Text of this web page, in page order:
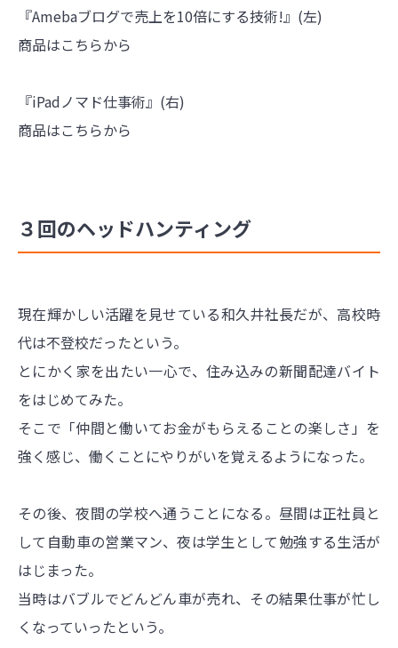
『Amebaブログで売上を10倍にする技術!』(左)
商品はこちらから
『iPadノマド仕事術』(右)
商品はこちらから
３回のヘッドハンティング
現在輝かしい活躍を見せている和久井社長だが、高校時
代は不登校だったという。
とにかく家を出たい一心で、住み込みの新聞配達バイト
をはじめてみた。
そこで「仲間と働いてお金がもらえることの楽しさ」を
強く感じ、働くことにやりがいを覚えるようになった。
その後、夜間の学校へ通うことになる。昼間は正社員と
して自動車の営業マン、夜は学生として勉強する生活が
はじまった。
当時はバブルでどんどん車が売れ、その結果仕事が忙し
くなっていったという。